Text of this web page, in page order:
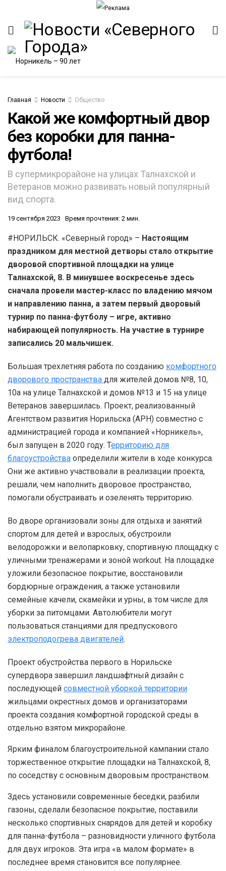
Главная Новости Общество
Какой же комфортный двор
без коробки для панна-
футбола!
В супермикрорайоне на улицах Талнахской и
Ветеранов можно развивать новый популярный
вид спорта.
19 сентября 2023 Время прочтения: 2 мин.
#НОРИЛЬСК. «Северный город» – Настоящим
праздником для местной детворы стало открытие
дворовой спортивной площадки на улице
Талнахской, 8. В минувшее воскресенье здесь
сначала провели мастер-класс по владению мячом
и направлению панна, а затем первый дворовый
турнир по панна-футболу – игре, активно
набирающей популярность. На участие в турнире
записались 20 мальчишек.
Большая трехлетняя работа по созданию комфортного
дворового пространства для жителей домов №8, 10,
10а на улице Талнахской и домов №13 и 15 на улице
Ветеранов завершилась. Проект, реализованный
Агентством развития Норильска (АРН) совместно с
администрацией города и компанией «Норникель»,
был запущен в 2020 году. Территорию для
благоустройства определили жители в ходе конкурса.
Они же активно участвовали в реализации проекта,
решали, чем наполнить дворовое пространство,
помогали обустраивать и озеленять территорию.
Во дворе организовали зоны для отдыха и занятий
спортом для детей и взрослых, обустроили
велодорожки и велопарковку, спортивную площадку с
уличными тренажерами и зоной workout. На площадке
уложили безопасное покрытие, восстановили
бордюрные ограждения, а также установили
семейные качели, скамейки и урны, в том числе для
уборки за питомцами. Автолюбители могут
пользоваться станциями для предпускового
электроподогрева двигателей.
Проект обустройства первого в Норильске
супердвора завершил ландшафтный дизайн с
последующей совместной уборкой территории
жильцами окрестных домов и организаторами
проекта создания комфортной городской среды в
отдельно взятом микрорайоне.
Ярким финалом благоустроительной кампании стало
торжественное открытие площадки на Талнахской, 8,
по соседству с основным дворовым пространством.
Здесь установили современные беседки, разбили
газоны, сделали безопасное покрытие, поставили
несколько спортивных снарядов для детей и коробку
для панна-футбола – разновидности уличного футбола
для двух игроков. Эта игра «в малом формате» в
последнее время становится все популярнее.